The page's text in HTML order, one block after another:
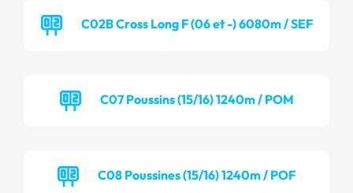
C02B Cross Long F (06 et -) 6080m / SEF
C07 Poussins (15/16) 1240m / POM
C08 Poussines (15/16) 1240m / POF